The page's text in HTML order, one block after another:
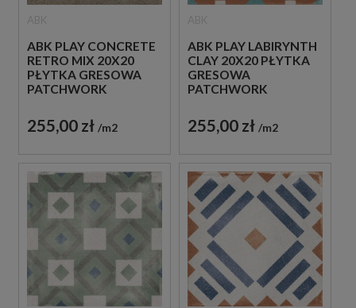
ABK PLAY CONCRETE
RETRO MIX 20X20
PŁYTKA GRESOWA
PATCHWORK
255,00 zł m2
ABK PLAY LABIRYNTH
CLAY 20X20 PŁYTKA
GRESOWA
PATCHWORK
255,00 zł m2